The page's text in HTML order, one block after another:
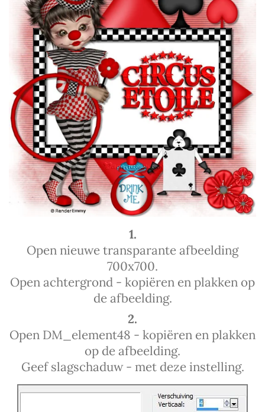
1.
Open nieuwe transparante afbeelding
700x700.
Open achtergrond - kopiëren en plakken op
de afbeelding.
2.
Open DM_element48 - kopiëren en plakken
op de afbeelding.
Geef slagschaduw - met deze instelling.